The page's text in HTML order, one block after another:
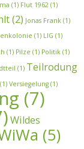
(1) Flut 1962 (1)
(2) Jonas Frank (1)
(1) LIG (1)
(1) Pilze (1) Politik (1)
(1) Teilrodung
(1) Versiegelung (1)
(7)
Wildes
(5)